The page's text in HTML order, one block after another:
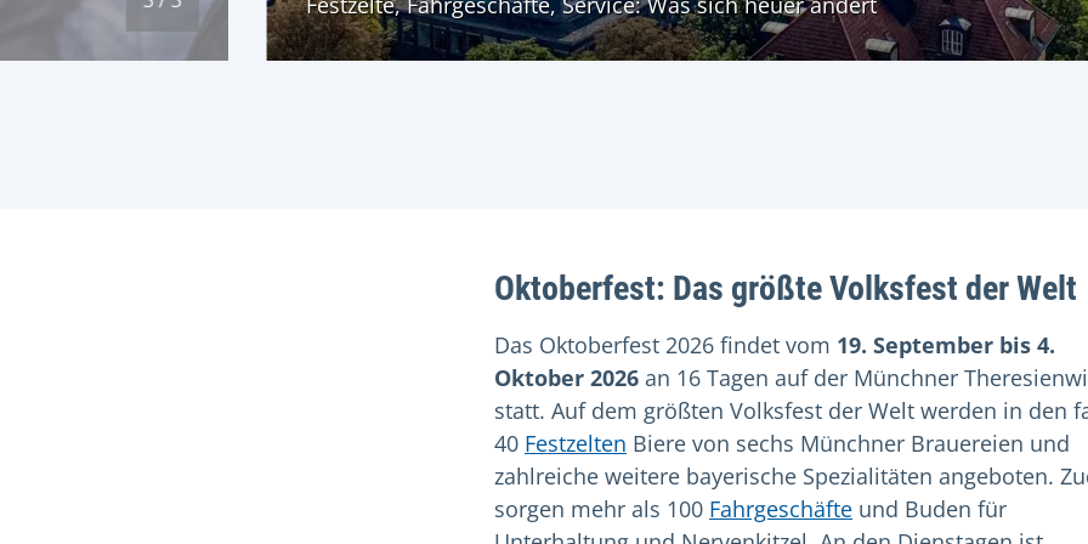
Oktoberfest: Das größte Volksfest der Welt
Das Oktoberfest 2026 findet vom 19. September bis 4.
Oktober 2026 an 16 Tagen auf der Münchner
statt. Auf dem größten Volksfest der Welt werden in den
40 Festzelten Biere von sechs Münchner Brauereien und
zahlreiche weitere bayerische Spezialitäten angeboten.
sorgen mehr als 100 Fahrgeschäfte und Buden für